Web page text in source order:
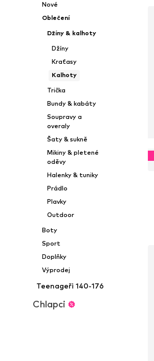
Nové
Oblečení
Džíny & kalhoty
Džíny
Kraťasy
Kalhoty
Trička
Bundy & kabáty
Soupravy a
overaly
Šaty & sukně
Mikiny & pletené
oděvy
Halenky & tuniky
Prádlo
Plavky
Outdoor
Boty
Sport
Doplňky
Výprodej
Teenageři 140-176
Chlapci